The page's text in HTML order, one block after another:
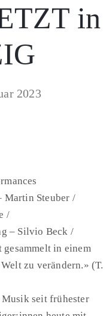
in
2023
Martin Steuber /
/
– Silvio Beck /
in einem
zu verändern.» (T.
seit frühester